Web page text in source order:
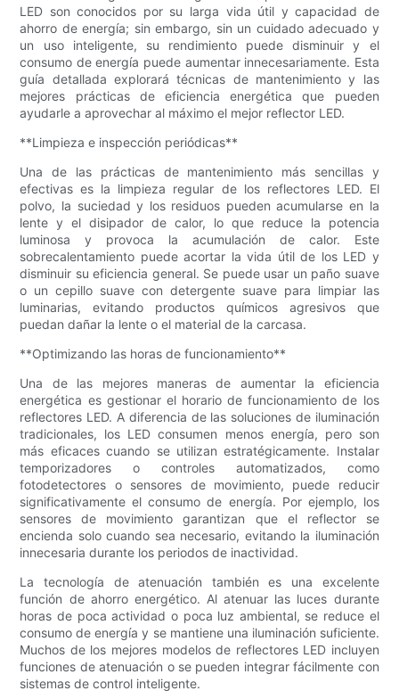
LED son conocidos por su larga vida útil y capacidad de
ahorro de energía; sin embargo, sin un cuidado adecuado y
un uso inteligente, su rendimiento puede disminuir y el
consumo de energía puede aumentar innecesariamente. Esta
guía detallada explorará técnicas de mantenimiento y las
mejores prácticas de eficiencia energética que pueden
ayudarle a aprovechar al máximo el mejor reflector LED.
**Limpieza e inspección periódicas**
Una de las prácticas de mantenimiento más sencillas y
efectivas es la limpieza regular de los reflectores LED. El
polvo, la suciedad y los residuos pueden acumularse en la
lente y el disipador de calor, lo que reduce la potencia
luminosa y provoca la acumulación de calor. Este
sobrecalentamiento puede acortar la vida útil de los LED y
disminuir su eficiencia general. Se puede usar un paño suave
o un cepillo suave con detergente suave para limpiar las
luminarias, evitando productos químicos agresivos que
puedan dañar la lente o el material de la carcasa.
**Optimizando las horas de funcionamiento**
Una de las mejores maneras de aumentar la eficiencia
energética es gestionar el horario de funcionamiento de los
reflectores LED. A diferencia de las soluciones de iluminación
tradicionales, los LED consumen menos energía, pero son
más eficaces cuando se utilizan estratégicamente. Instalar
temporizadores o controles automatizados, como
fotodetectores o sensores de movimiento, puede reducir
significativamente el consumo de energía. Por ejemplo, los
sensores de movimiento garantizan que el reflector se
encienda solo cuando sea necesario, evitando la iluminación
innecesaria durante los periodos de inactividad.
La tecnología de atenuación también es una excelente
función de ahorro energético. Al atenuar las luces durante
horas de poca actividad o poca luz ambiental, se reduce el
consumo de energía y se mantiene una iluminación suficiente.
Muchos de los mejores modelos de reflectores LED incluyen
funciones de atenuación o se pueden integrar fácilmente con
sistemas de control inteligente.